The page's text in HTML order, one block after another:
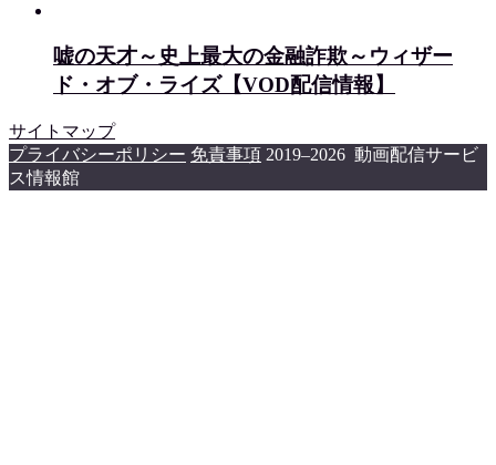
嘘の天才～史上最大の金融詐欺～ウィザー
ド・オブ・ライズ【VOD配信情報】
サイトマップ
プライバシーポリシー 免責事項 2019–2026 動画配信サービ
ス情報館